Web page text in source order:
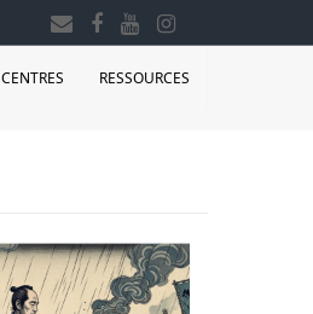
CENTRES RESSOURCES